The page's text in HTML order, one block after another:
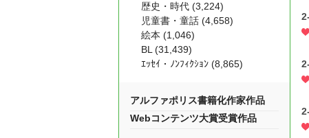
歴史・時代 (3,224)
児童書・童話 (4,658)
絵本 (1,046)
BL (31,439)
ｴｯｾｲ・ﾉﾝﾌｨｸｼｮﾝ (8,865)
アルファポリス書籍化作家作品
Webコンテンツ大賞受賞作品